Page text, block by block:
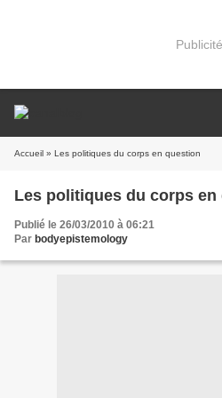
Publicité
Accueil » Les politiques du corps en question
Les politiques du corps en
Publié le 26/03/2010 à 06:21
Par bodyepistemology